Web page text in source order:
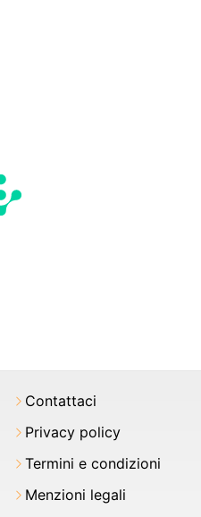
Contattaci
Privacy policy
Termini e condizioni
Menzioni legali